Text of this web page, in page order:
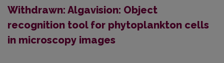
Withdrawn: Algavision: Object
recognition tool for phytoplankton cells
in microscopy images